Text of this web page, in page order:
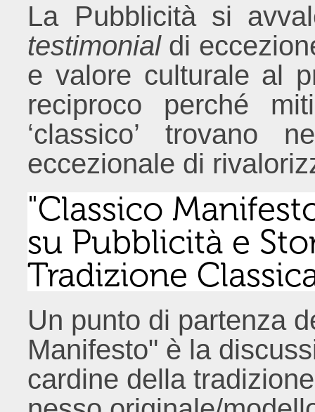
La Pubblicità si
testimonial di
e valore culturale al
reciproco perché
‘classico’ trovano
eccezionale di
"Classico
su Pubblicità e
Tradizione
Un punto di partenza
Manifesto" è la
cardine della